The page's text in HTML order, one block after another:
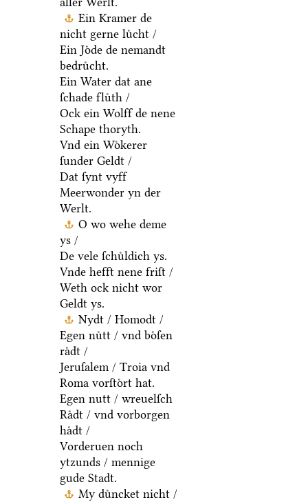
Ein Kramer de
nicht gerne luͤcht /
Ein Joͤde de nemandt
bedruͤcht.
Ein Water dat ane
ſchade fluͤth /
Ock ein Wolff de nene
Schape thoryth.
Vnd ein Woͤkerer
ſunder Geldt /
Dat ſynt vyff
Meerwonder yn der
Werlt.
O wo wehe deme
ys /
De vele ſchuͤldich ys.
Vnde hefft nene friſt /
Weth ock nicht wor
Geldt ys.
Nydt / Homodt /
Egen nuͤtt / vnd boͤſen
raͤdt /
Jeruſalem / Troia vnd
Roma vorſtoͤrt hat.
Egen nutt / wreuelſch
Raͤdt / vnd vorborgen
haͤdt /
Vorderuen noch
ytzunds / mennige
gude Stadt.
My duͤncket nicht /